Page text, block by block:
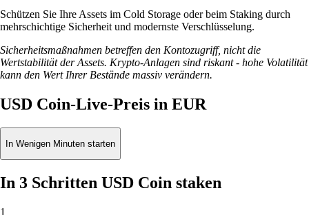
Schützen Sie Ihre Assets im Cold Storage oder beim Staking durch
mehrschichtige Sicherheit und modernste Verschlüsselung.
Sicherheitsmaßnahmen betreffen den Kontozugriff, nicht die
Wertstabilität der Assets. Krypto-Anlagen sind riskant - hohe Volatilität
kann den Wert Ihrer Bestände massiv verändern.
USD Coin-Live-Preis in EUR
In Wenigen Minuten starten
In 3 Schritten USD Coin staken
1